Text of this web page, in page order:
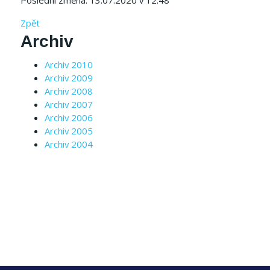
Zpět
Archiv
Archiv 2010
Archiv 2009
Archiv 2008
Archiv 2007
Archiv 2006
Archiv 2005
Archiv 2004